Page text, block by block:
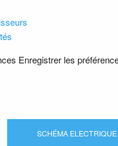
Enregistrer les
SCHÉMA ELECTRIQUE